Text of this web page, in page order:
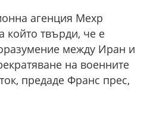
агенция Мехр
който твърди, че е
между Иран и
на военните
предаде Франс прес,